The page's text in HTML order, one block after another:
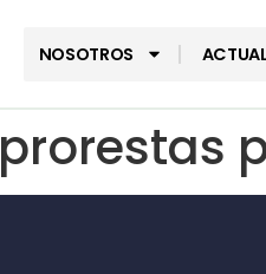
NOSOTROS
prorestas